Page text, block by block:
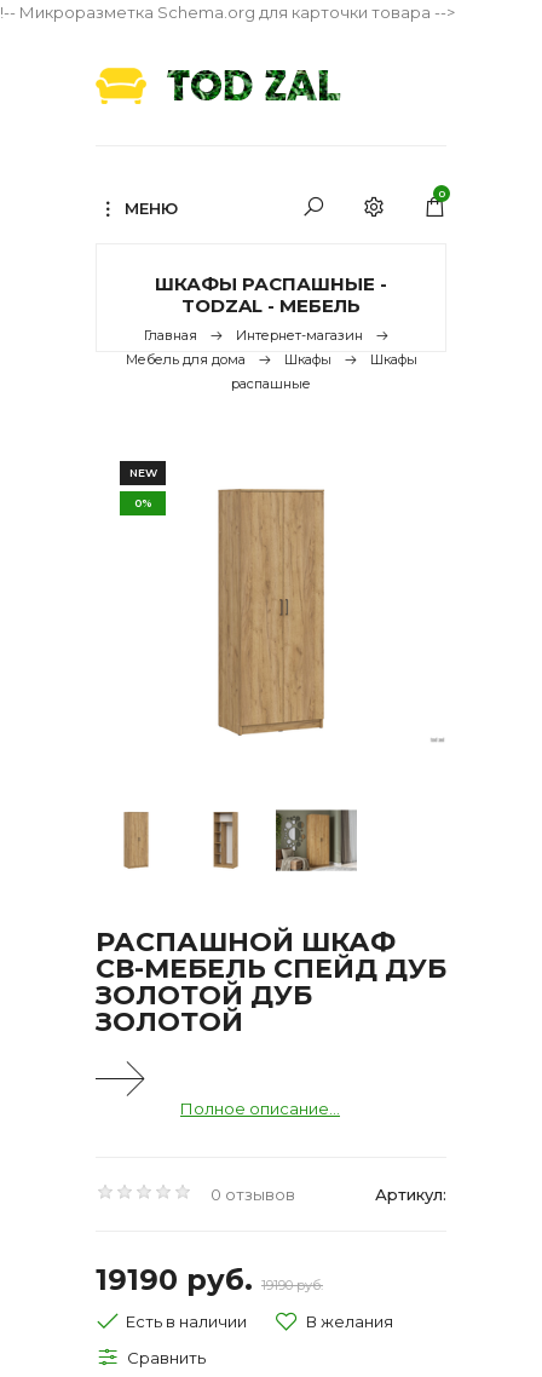
!-- Микроразметка Schema.org для карточки товара -->
МЕНЮ
0
ШКАФЫ РАСПАШНЫЕ -
TODZAL - МЕБЕЛЬ
Главная
Интернет-магазин
Мебель для дома
Шкафы
Шкафы
распашные
NEW
0%
РАСПАШНОЙ ШКАФ
СВ-МЕБЕЛЬ СПЕЙД ДУБ
ЗОЛОТОЙ ДУБ
ЗОЛОТОЙ
Полное описание...
0 отзывов Артикул:
19190 руб. 19190 руб.
Есть в наличии